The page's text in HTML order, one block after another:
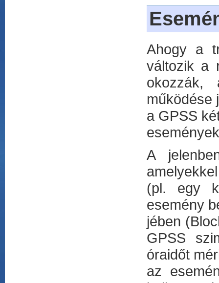
Ahogy a
változik a
okozzák,
működése
a GPSS
A
(pl. egy
esemény
jében
GPSS
óraidőt
az